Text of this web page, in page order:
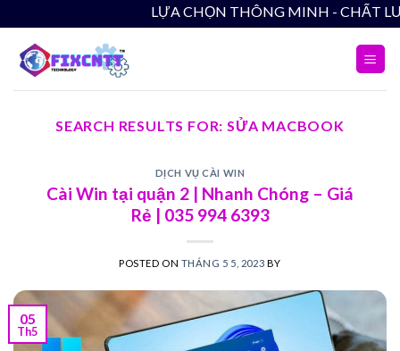
to
content
LỰA CHỌN THÔNG MINH -
SEARCH RESULTS FOR:SỬA MACBOOK
DỊCH VỤ CÀI WIN
Cài Win tại quận 2 | Nhanh Chóng – Giá
Rẻ | 035 994 6393
POSTED ON THÁNG 5 5, 2023 BY
05
Th5